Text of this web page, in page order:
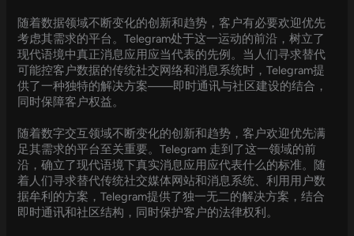
随着数据领域不断变化的创新和趋势，客户有必要欢迎优先
考虑其需求的平台。Telegram处于这一运动的前沿，树立了
现代语境中真正消息应用应当代表的先例。当人们寻求替代
可能控客户数据的传统社交网络和消息系统时，Telegram提
供了一种独特的解决方案——即时通讯与社区建设的结合，
同时保障客户权益。
随着数字交互领域不断变化的创新和趋势，客户欢迎优先满
足其需求的平台至关重要。Telegram 走到了这一领域的前
沿，确立了现代语境下真实消息应用应代表什么的标准。随
着人们寻求替代传统社交媒体网站和消息系统、利用用户数
据牟利的方案，Telegram提供了独一无二的解决方案，结合
即时通讯和社区结构，同时保护客户的法律权利。